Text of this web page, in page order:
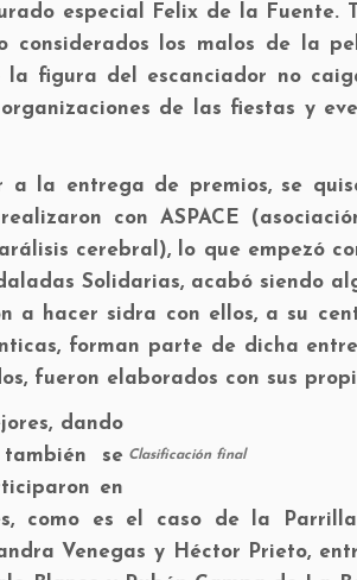
especial Felix de la Fuente.
los malos de la
figura del escanciador no
de las fiestas y
a la entrega de premios, se
con ASPACE
cerebral), lo que empezó
Solidarias, acabó siendo
a hacer sidra con ellos, a su
forman parte de dicha
fueron elaborados con sus
Clasificación final
dando
se
en
como es el caso de la
Venegas y Héctor Prieto,